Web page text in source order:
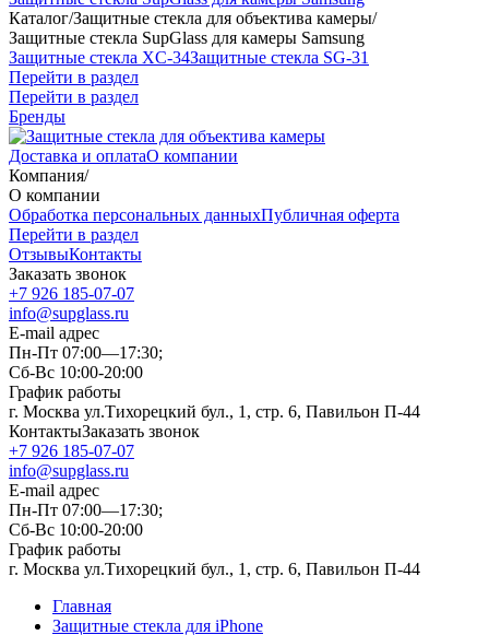
Каталог/Защитные стекла для объектива камеры/
Защитные стекла SupGlass для камеры Samsung
Защитные стекла XC-34Защитные стекла SG-31
Перейти в раздел
Перейти в раздел
Бренды
Доставка и оплатаО компании
Компания/
О компании
Обработка персональных данныхПубличная оферта
Перейти в раздел
ОтзывыКонтакты
Заказать звонок
+7 926 185-07-07
info@supglass.ru
E-mail адрес
Пн-Пт 07:00—17:30;
Сб-Вс 10:00-20:00
График работы
г. Москва ул.Тихорецкий бул., 1, стр. 6, Павильон П-44
КонтактыЗаказать звонок
+7 926 185-07-07
info@supglass.ru
E-mail адрес
Пн-Пт 07:00—17:30;
Сб-Вс 10:00-20:00
График работы
г. Москва ул.Тихорецкий бул., 1, стр. 6, Павильон П-44
Главная
Защитные стекла для iPhone